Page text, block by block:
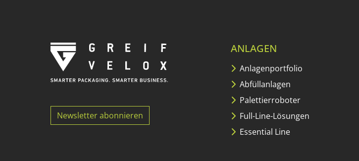
Newsletter abonnieren
ANLAGEN
Anlagenportfolio
Abfüllanlagen
Palettierroboter
Full-Line-Lösungen
Essential Line